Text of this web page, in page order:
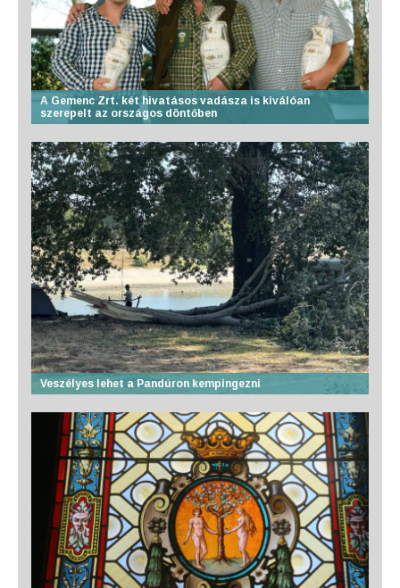
A Gemenc Zrt. két hivatásos vadásza is kiválóan
szerepelt az országos döntőben
Veszélyes lehet a Pandúron kempingezni